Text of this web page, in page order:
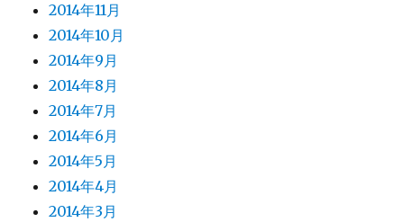
2014年11月
2014年10月
2014年9月
2014年8月
2014年7月
2014年6月
2014年5月
2014年4月
2014年3月